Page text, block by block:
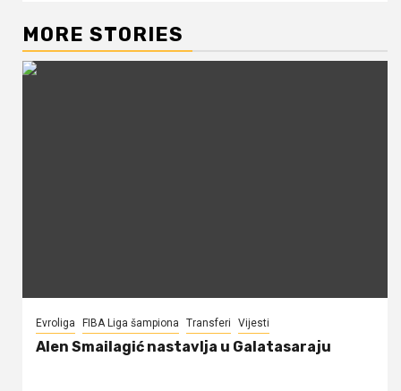
MORE STORIES
Evroliga FIBA Liga šampiona Transferi Vijesti
Alen Smailagić nastavlja u Galatasaraju